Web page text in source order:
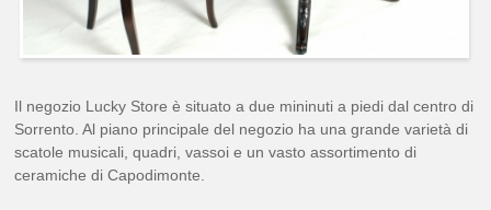
Il negozio Lucky Store è situato a due mininuti a piedi dal centro di
Sorrento. Al piano principale del negozio ha una grande varietà di
scatole musicali, quadri, vassoi e un vasto assortimento di
ceramiche di Capodimonte.